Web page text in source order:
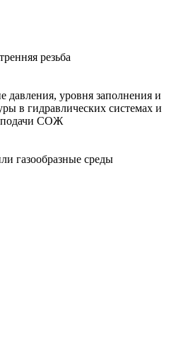
резьба
давления, уровня заполнения и
в гидравлических системах и
подачи СОЖ
газообразные среды